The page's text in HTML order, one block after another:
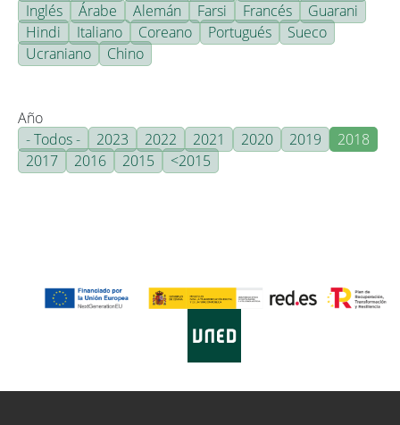
Inglés
Árabe Alemán Farsi Francés
Guarani
Hindi
Italiano Coreano Portugués
Sueco
Ucraniano
Chino
Año
- Todos -
2023 2022 2021 2020 2019
2018
2017
2016 2015 <2015